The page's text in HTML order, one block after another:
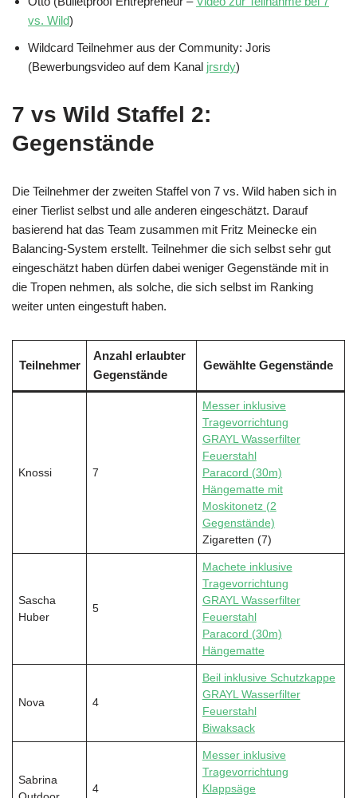
vs. Wild)
Wildcard Teilnehmer aus der Community: Joris
(Bewerbungsvideo auf dem Kanal jrsrdy)
7 vs Wild Staffel 2:
Gegenstände
Die Teilnehmer der zweiten Staffel von 7 vs. Wild haben sich in
einer Tierlist selbst und alle anderen eingeschätzt. Darauf
basierend hat das Team zusammen mit Fritz Meinecke ein
Balancing-System erstellt. Teilnehmer die sich selbst sehr gut
eingeschätzt haben dürfen dabei weniger Gegenstände mit in
die Tropen nehmen, als solche, die sich selbst im Ranking
weiter unten eingestuft haben.
Teilnehmer
Anzahl erlaubter
Gegenstände
Gewählte Gegenstände
Knossi 7
Messer inklusive
Tragevorrichtung
GRAYL Wasserfilter
Feuerstahl
Paracord (30m)
Hängematte mit
Moskitonetz (2
Gegenstände)
Zigaretten (7)
Sascha
Huber
5
Machete inklusive
Tragevorrichtung
GRAYL Wasserfilter
Feuerstahl
Paracord (30m)
Hängematte
Nova 4
Beil inklusive Schutzkappe
GRAYL Wasserfilter
Feuerstahl
Biwaksack
Sabrina
4
Messer inklusive
Tragevorrichtung
Klappsäge